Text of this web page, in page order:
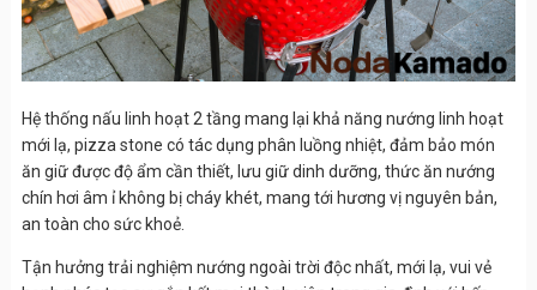
Hệ thống nấu linh hoạt 2 tầng mang lại khả năng nướng linh hoạt
mới lạ, pizza stone có tác dụng phân luồng nhiệt, đảm bảo món
ăn giữ được độ ẩm cần thiết, lưu giữ dinh dưỡng, thức ăn nướng
chín hơi âm ỉ không bị cháy khét, mang tới hương vị nguyên bản,
an toàn cho sức khoẻ.
Tận hưởng trải nghiệm nướng ngoài trời độc nhất, mới lạ, vui vẻ